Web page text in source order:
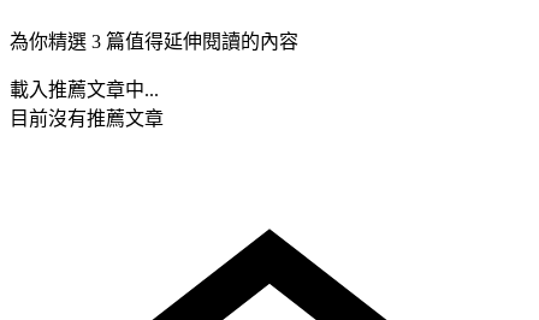
為你精選 3 篇值得延伸閱讀的內容
載入推薦文章中...
目前沒有推薦文章